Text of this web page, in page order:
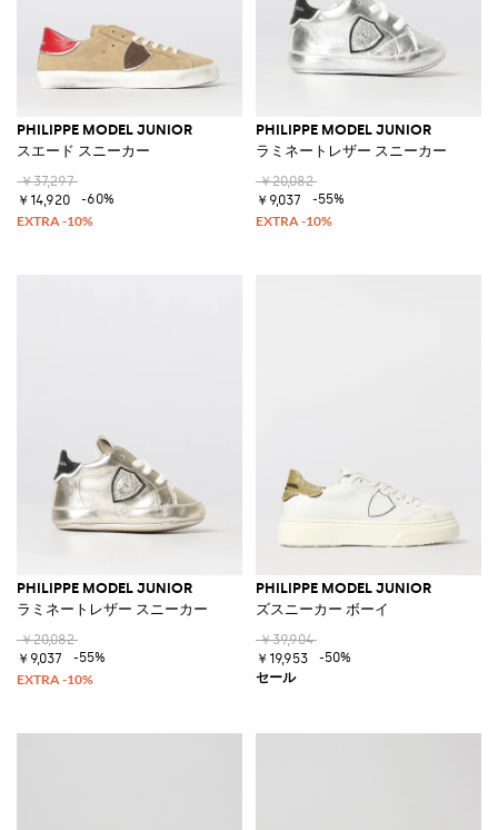
PHILIPPE MODEL JUNIOR
スエード スニーカー
￥37,297
￥14,920
-60%
PHILIPPE MODEL JUNIOR
ラミネートレザー スニーカー
￥20,082
￥9,037
-55%
PHILIPPE MODEL JUNIOR
ラミネートレザー スニーカー
￥20,082
￥9,037
-55%
PHILIPPE MODEL JUNIOR
ズスニーカー ボーイ
￥39,904
￥19,953
-50%